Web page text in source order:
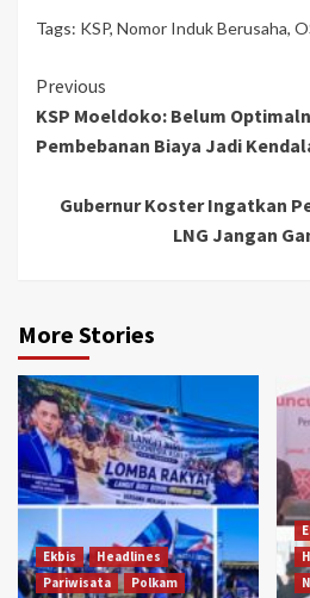
Tags: KSP, Nomor Induk Berusaha,
Continue
Reading
Previous
KSP Moeldoko: Belum
Pembebanan Biaya Jadi
Gubernur Koster Ingatkan
LNG Jangan
More Stories
Ekbis
Headlines
Pariwisata
Polkam